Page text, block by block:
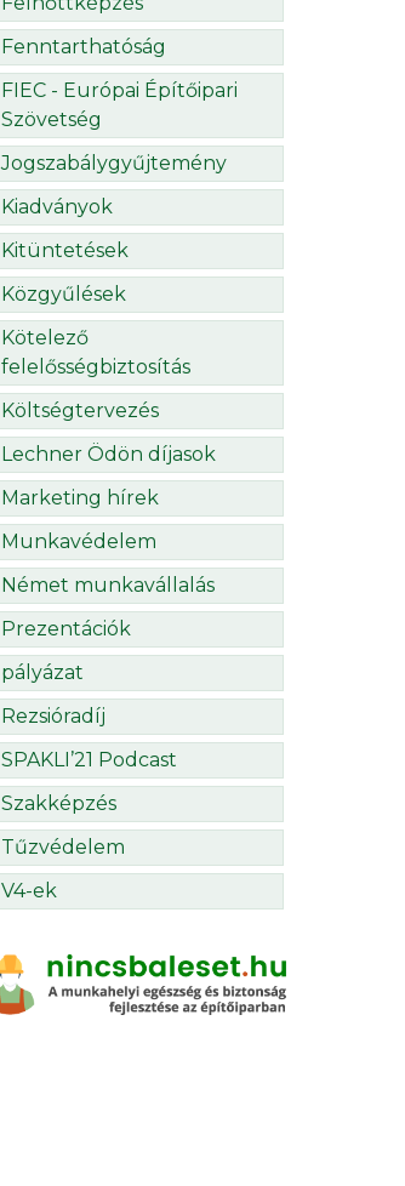
Fenntarthatóság
FIEC - Európai Építőipari
Szövetség
Jogszabálygyűjtemény
Kiadványok
Kitüntetések
Közgyűlések
Kötelező
felelősségbiztosítás
Költségtervezés
Lechner Ödön díjasok
Marketing hírek
Munkavédelem
Német munkavállalás
Prezentációk
pályázat
Rezsióradíj
SPAKLI’21 Podcast
Szakképzés
Tűzvédelem
V4-ek